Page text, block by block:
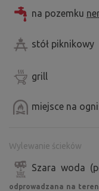
na pozemku
stół piknikowy
grill
miejsce na
Wylewanie ścieków
Szara woda
odprowadzana na